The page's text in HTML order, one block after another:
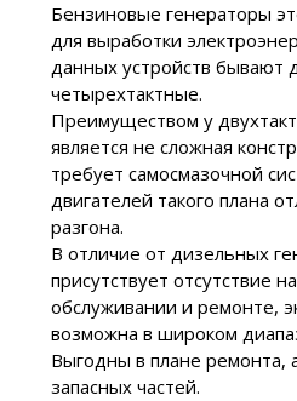
Бензиновые генераторы
для выработки
данных устройств бывают
четырехтактные.
Преимуществом у
является не сложная
требует самосмазочной
двигателей такого плана
разгона.
В отличие от дизельных
присутствует отсутствие
обслуживании и ремонте,
возможна в широком
Выгодны в плане ремонта,
запасных частей.